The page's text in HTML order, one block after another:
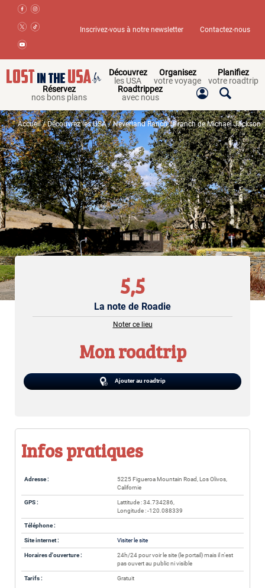
Inscrivez-vous à notre newsletter Contactez-nous
Découvrez
les USA
Organisez
votre voyage
Planifiez
votre roadtrip
Réservez
nos bons plans
Roadtrippez
avec nous
Accueil/Découvrez les USA/ Neverland Ranch, le ranch de Michael Jackson
5,5
La note de Roadie
Noter ce lieu
Mon roadtrip
Ajouter au roadtrip
Infos pratiques
Adresse :
5225 Figueroa Mountain Road, Los Olivos,
Californie
GPS :
Lattitude : 34.734286,
Longitude : -120.088339
Téléphone :
Site internet : Visiter le site
Horaires d'ouverture :
24h/24 pour voir le site (le portail) mais il n'est
pas ouvert au public ni visible
Tarifs : Gratuit